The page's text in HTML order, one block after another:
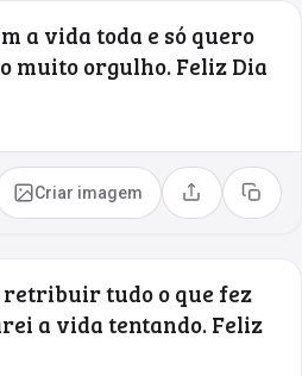
a vida toda e só quero
muito orgulho. Feliz Dia
Criar imagem Compartilhar
Copiar
tudo o que fez
a vida tentando. Feliz